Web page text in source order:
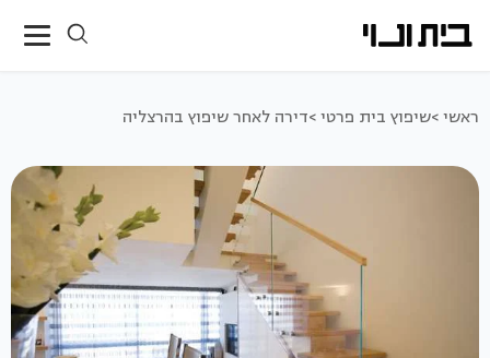
ראשי >שיפוץ בית פרטי >דירה לאחר שיפוץ בהרצליה